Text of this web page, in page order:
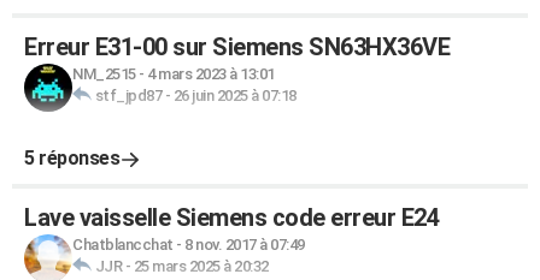
Erreur E31-00 sur Siemens SN63HX36VE
NM_2515- 4 mars 2023 à 13:01
stf_jpd87- 26 juin 2025 à 07:18
5 réponses
Lave vaisselle Siemens code erreur E24
Chatblancchat - 8 nov. 2017 à 07:49
JJR- 25 mars 2025 à 20:32